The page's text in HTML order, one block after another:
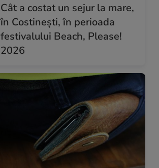
Cât a costat un sejur la mare,
în Costinești, în perioada
festivalului Beach, Please!
2026